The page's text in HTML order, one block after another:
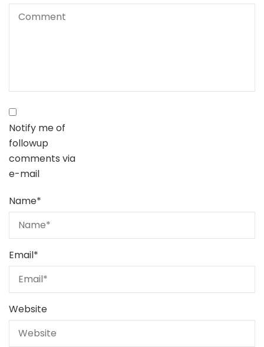
Notify me of
followup
comments via
e-mail
Name*
Email*
Website